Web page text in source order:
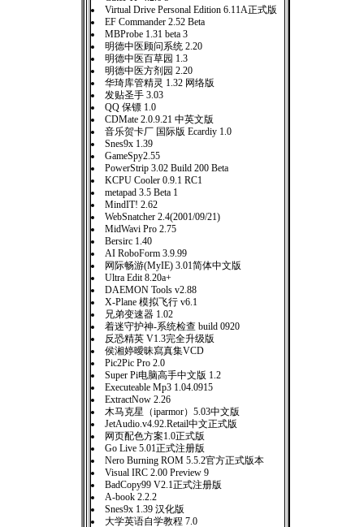
Virtual Drive Personal Edition 6.11A正式版
EF Commander 2.52 Beta
MBProbe 1.31 beta 3
明德中医顾问系统 2.20
明德中医百草园 1.3
明德中医方剂园 2.20
华琦库管精灵 1.32 网络版
发贴圣手 3.03
QQ 保镖 1.0
CDMate 2.0.9.21 中英文版
音乐贺卡厂 国际版 Ecardiy 1.0
Snes9x 1.39
GameSpy2.55
PowerStrip 3.02 Build 200 Beta
KCPU Cooler 0.9.1 RC1
metapad 3.5 Beta 1
MindIT! 2.62
WebSnatcher 2.4(2001/09/21)
MidWavi Pro 2.75
Bersirc 1.40
AI RoboForm 3.9.99
网际畅游(MyIE) 3.01简体中文版
Ultra Edit 8.20a+
DAEMON Tools v2.88
X-Plane 模拟飞行 v6.1
兄弟变速器 1.02
着迷守护神-系统检查 build 0920
反恐精英 V1.3完全升级版
侯湘婷曖昧寫真集VCD
Pic2Pic Pro 2.0
Super Pi电脑高手中文版 1.2
Executeable Mp3 1.04.0915
ExtractNow 2.26
木马克星（iparmor）5.03中文版
JetAudio.v4.92.Retail中文正式版
网页配色方案1.0正式版
Go Live 5.01正式注册版
Nero Burning ROM 5.5.2官方正式版本
Visual IRC 2.00 Preview 9
BadCopy99 V2.1正式注册版
A-book 2.2.2
Snes9x 1.39 汉化版
大学英语自学教程 7.0